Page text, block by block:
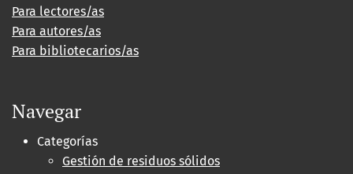
Para lectores/as
Para autores/as
Para bibliotecarios/as
Navegar
Categorías
Gestión de residuos sólidos